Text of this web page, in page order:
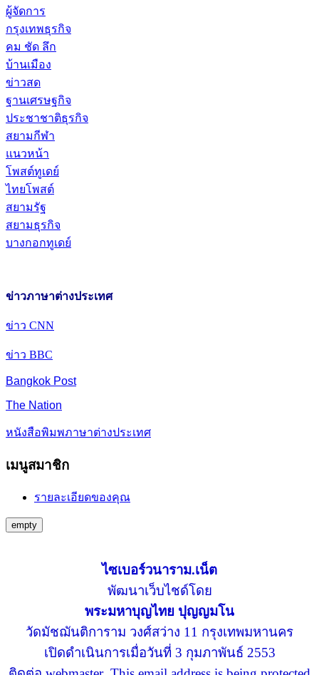
ผู้จัดการ
กรุงเทพธุรกิจ
คม ชัด ลึก
บ้านเมือง
ข่าวสด
ฐานเศรษฐกิจ
ประชาชาติธุรกิจ
สยามกีฬา
แนวหน้า
โพสต์ทูเดย์
ไทยโพสต์
สยามรัฐ
สยามธุรกิจ
บางกอกทูเดย์
ข่าวภาษาต่างประเทศ
ข่าว CNN
ข่าว BBC
Bangkok Post
The Nation
หนังสือพิมพภาษาต่างประเทศ
เมนูสมาชิก
รายละเอียดของคุณ
empty
ไซเบอร์วนาราม.เน็ต
พัฒนาเว็บไชด์โดย
พระมหาบุญไทย ปุญญมโน
วัดมัชฌันติการาม วงศ์สว่าง 11 กรุงเทพมหานคร
เปิดดำเนินการเมื่อวันที่ 3 กุมภาพันธ์ 2553